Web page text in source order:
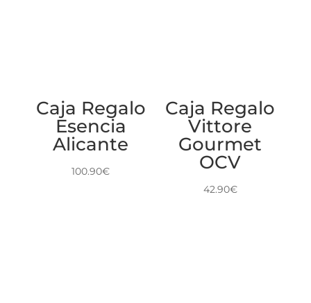
Caja Regalo
Esencia
Alicante
100.90€
Caja Regalo
Vittore
Gourmet
OCV
42.90€